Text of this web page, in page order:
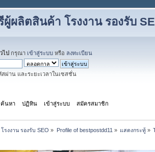
ผลิตสินค้า โรงงาน รองรับ
ไป กรุณา เข้าสู่ระบบ หรือ ลงทะเบียน
ผ่าน และระยะเวลาในเซสชั่น
ค้นหา ปฏิทิน เข้าสู่ระบบ สมัครสมาชิก
งงาน รองรับ SEO » Profile of bestpostdd11 » แสดงกระทู้»